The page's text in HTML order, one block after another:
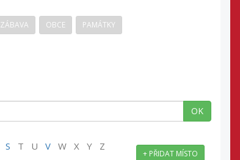
ZÁBAVA OBCE PAMÁTKY
OK
+ PŘIDAT MÍSTO
S T U V W X Y Z